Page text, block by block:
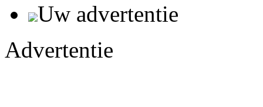
Uw advertentie
Advertentie